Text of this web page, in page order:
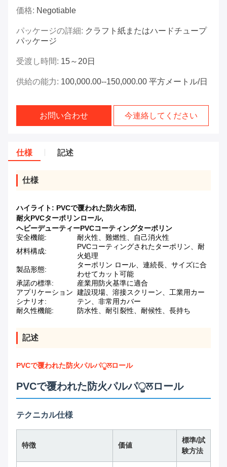
価格: Negotiable
パッケージの詳細: クラフト紙またはハードチュープ
パッケージ
受渡し時間: 15～20日
供給の能力: 100,000.00--150,000.00 平方メートル/日
お問い合わせ 今連絡してください
仕様 記述
仕様
ハイライト: PVCで覆われた防火布団,
耐火PVCターポリンロール,
ヘビーデューティーPVCコーティングターポリン
安全機能:
耐火性、難燃性、自己消火性
材料構成:
PVCコーティングされたターポリン、耐
火処理
製品形態:
ターポリン ロール、連続長、サイズに合
わせてカット可能
承諾の標準:
産業用防火基準に適合
アプリケーション
シナリオ:
建設現場、溶接スクリーン、工業用カー
テン、非常用カバー
耐久性機能:
防水性、耐引裂性、耐候性、長持ち
記述
PVCで覆われた防火パルパੂਲロール
PVCで覆われた防火パルパੂਲロール
テクニカル仕様
特徴 価値
標準/試
験方法